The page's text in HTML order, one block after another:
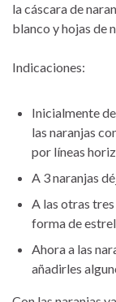
la cáscara de
blanco y hojas de
Indicaciones:
Inicialmente
las naranjas
por líneas
A 3 naranjas
A las otras
forma de
Ahora a las
añadirles